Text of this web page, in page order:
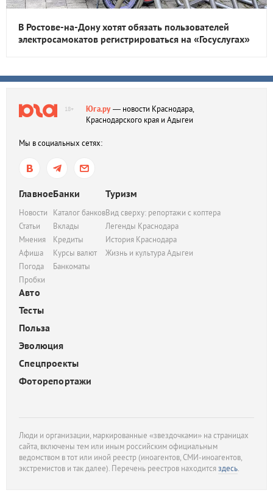
В Ростове-на-Дону хотят обязать пользователей
электросамокатов регистрироваться на «Госуслугах»
18+ Юга.ру— новости Краснодара,
Краснодарского края и Адыгеи
Мы в социальных сетях:
Главное
Новости
Статьи
Мнения
Афиша
Погода
Пробки
Банки
Каталог банков
Вклады
Кредиты
Курсы валют
Банкоматы
Туризм
Вид сверху: репортажи с коптера
Легенды Краснодара
История Краснодара
Жизнь и культура Адыгеи
Авто
Тесты
Польза
Эволюция
Спецпроекты
Фоторепортажи
Люди и организации, маркированные «звездочками» на страницах
сайта, включены тем или иным российским официальным
ведомством в тот или иной реестр (иноагентов, СМИ-иноагентов,
экстремистов и так далее). Перечень реестров находитсяздесь.